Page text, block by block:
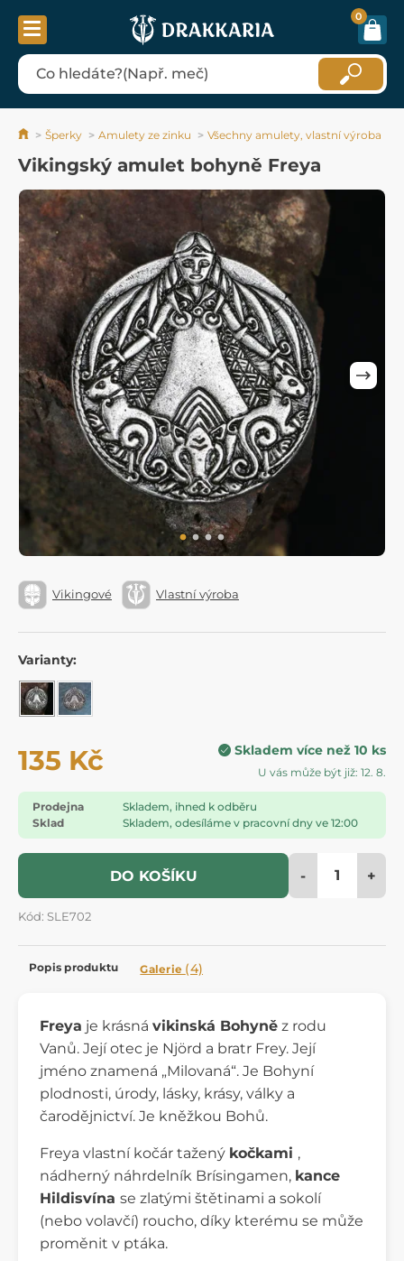
0
Šperky Amulety ze zinku Všechny amulety, vlastní výroba
Vikingský amulet bohyně Freya
Vikingové Vlastní výroba
Varianty:
135 Kč Skladem více než 10 ks
U vás může být již: 12. 8.
Prodejna
Skladem, ihned k odběru
Sklad
Skladem, odesíláme v pracovní dny ve 12:00
DO KOŠÍKU - +
Kód: SLE702
Popis produktu Galerie (4)
Freya je krásná vikinská Bohyně z rodu
Vanů. Její otec je Njörd a bratr Frey. Její
jméno znamená „Milovaná“. Je Bohyní
plodnosti, úrody, lásky, krásy, války a
čarodějnictví. Je kněžkou Bohů.
Freya vlastní kočár tažený kočkami ,
nádherný náhrdelník Brísingamen, kance
Hildisvína se zlatými štětinami a sokolí
(nebo volavčí) roucho, díky kterému se může
proměnit v ptáka.